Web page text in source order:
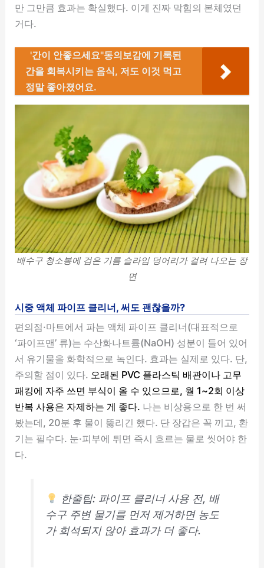
만 그만큼 효과는 확실했다. 이게 진짜 막힘의 본체였던
거다.
'간이 안좋으세요"동의보감에 기록된
간을 회복시키는 음식, 저도 이것 먹고
정말 좋아졌어요.
배수구 청소봉에 검은 기름 슬라임 덩어리가 걸려 나오는 장
면
시중 액체 파이프 클리너, 써도 괜찮을까?
편의점·마트에서 파는 액체 파이프 클리너(대표적으로
‘파이프맨’ 류)는 수산화나트륨(NaOH) 성분이 들어 있어
서 유기물을 화학적으로 녹인다. 효과는 실제로 있다. 단,
주의할 점이 있다. 오래된 PVC 플라스틱 배관이나 고무
패킹에 자주 쓰면 부식이 올 수 있으므로, 월 1~2회 이상
반복 사용은 자제하는 게 좋다. 나는 비상용으로 한 번 써
봤는데, 20분 후 물이 뚫리긴 했다. 단 장갑은 꼭 끼고, 환
기는 필수다. 눈·피부에 튀면 즉시 흐르는 물로 씻어야 한
다.
한줄팁: 파이프 클리너 사용 전, 배
수구 주변 물기를 먼저 제거하면 농도
가 희석되지 않아 효과가 더 좋다.